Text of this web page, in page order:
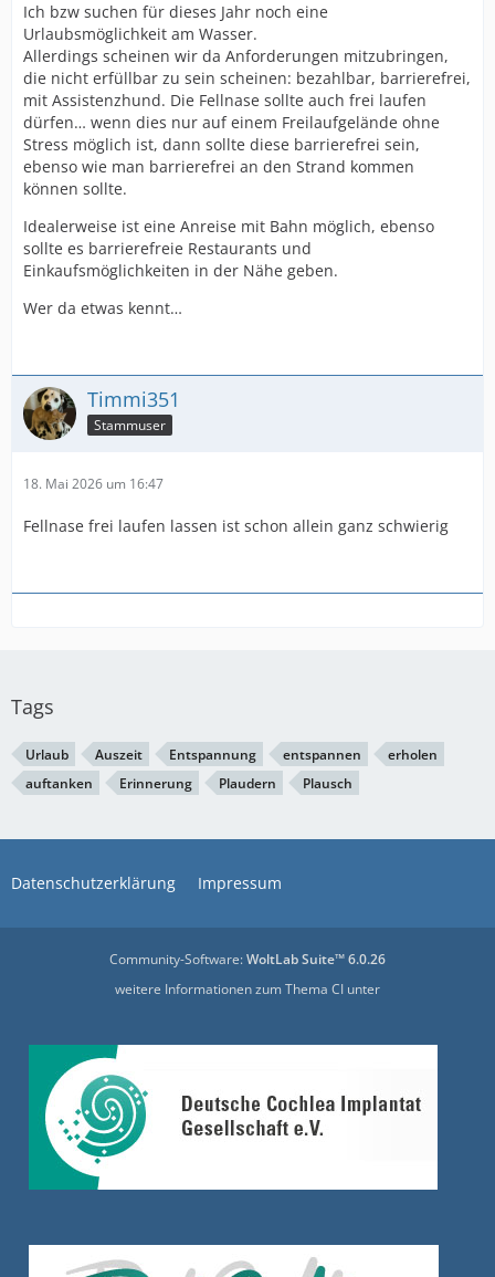
Ich bzw suchen für dieses Jahr noch eine
Urlaubsmöglichkeit am Wasser.
Allerdings scheinen wir da Anforderungen mitzubringen,
die nicht erfüllbar zu sein scheinen: bezahlbar, barrierefrei,
mit Assistenzhund. Die Fellnase sollte auch frei laufen
dürfen… wenn dies nur auf einem Freilaufgelände ohne
Stress möglich ist, dann sollte diese barrierefrei sein,
ebenso wie man barrierefrei an den Strand kommen
können sollte.
Idealerweise ist eine Anreise mit Bahn möglich, ebenso
sollte es barrierefreie Restaurants und
Einkaufsmöglichkeiten in der Nähe geben.
Wer da etwas kennt…
Timmi351
Stammuser
18. Mai 2026 um 16:47
Fellnase frei laufen lassen ist schon allein ganz schwierig
Tags
Urlaub Auszeit Entspannung entspannen
erholen
auftanken
Erinnerung Plaudern Plausch
Datenschutzerklärung Impressum
Community-Software:WoltLab Suite™ 6.0.26
weitere Informationen zum Thema CI unter